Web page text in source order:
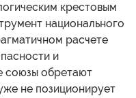
крестовым
национального
расчете
и
союзы обретают
не позиционирует